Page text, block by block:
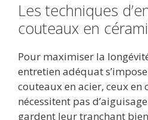
Les techniques
couteaux en
Pour maximiser la
entretien adéquat
couteaux en acier, ceux en
nécessitent pas
gardent leur tranchant